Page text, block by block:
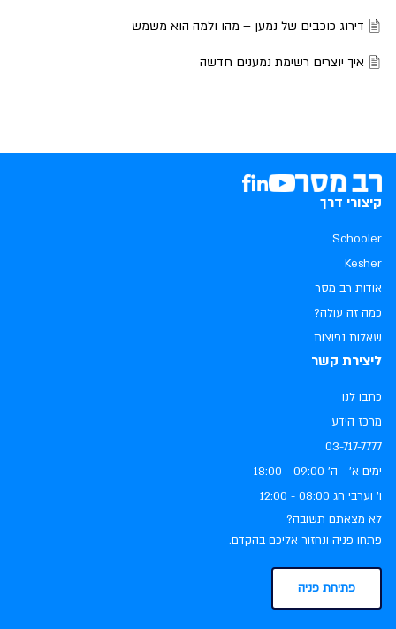
דירוג כוכבים של נמען – מהו ולמה הוא משמש
איך יוצרים רשימת נמענים חדשה
קיצורי דרך
Schooler
Kesher
אודות רב מסר
כמה זה עולה?
שאלות נפוצות
ליצירת קשר
כתבו לנו
מרכז הידע
03-717-7777
ימים א׳ - ה׳ ‏09:00 - 18:00
ו׳ וערבי חג ‏08:00 - 12:00
לא מצאתם תשובה?
פתחו פניה ונחזור אליכם בהקדם.
פתיחת פניה